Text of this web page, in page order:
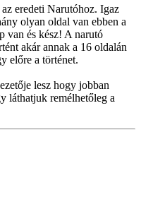
eredeti Narutóhoz. Igaz
olyan oldal van ebben a
van és kész! A narutó
akár annak a 16 oldalán
előre a történet.
lesz hogy jobban
láthatjuk remélhetőleg a